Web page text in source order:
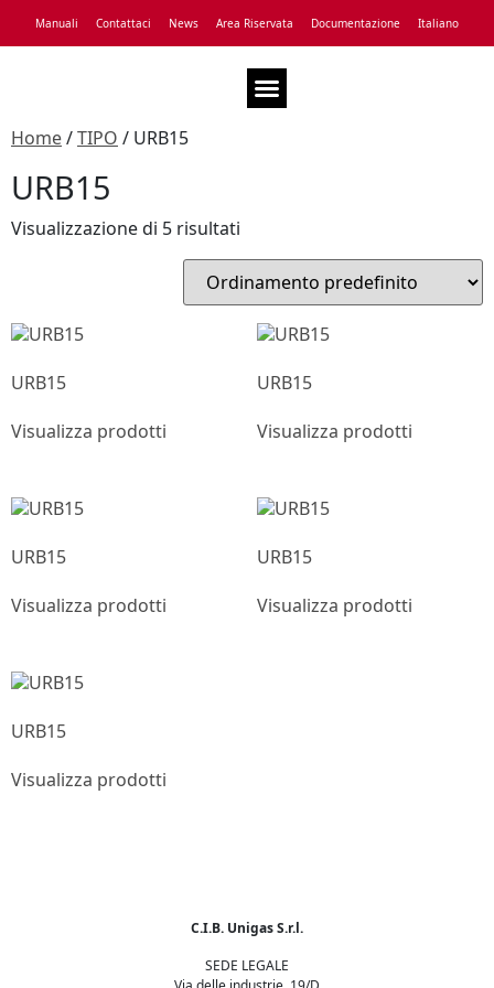
Manuali Contattaci News Area Riservata Documentazione Italiano
Home/TIPO / URB15
URB15
Visualizzazione di 5 risultati
URB15
Visualizza prodotti
URB15
Visualizza prodotti
URB15
Visualizza prodotti
URB15
Visualizza prodotti
URB15
Visualizza prodotti
C.I.B. Unigas S.r.l.
SEDE LEGALE